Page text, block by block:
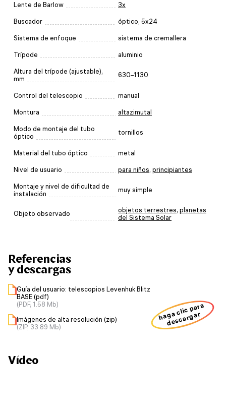
Lente de Barlow 3x
Buscador óptico, 5x24
Sistema de enfoque sistema de cremallera
Trípode aluminio
Altura del trípode (ajustable),
mm
630–1130
Control del telescopio manual
Montura altazimutal
Modo de montaje del tubo
óptico
tornillos
Material del tubo óptico metal
Nivel de usuario para niños, principiantes
Montaje y nivel de dificultad de
instalación
muy simple
Objeto observado objetos terrestres, planetas
del Sistema Solar
Referencias
y descargas
Guía del usuario: telescopios Levenhuk Blitz
BASE (pdf)
(PDF, 1.58 Mb)
Imágenes de alta resolución (zip)
(ZIP, 33.89 Mb)
haga clic para
descargar
Vídeo